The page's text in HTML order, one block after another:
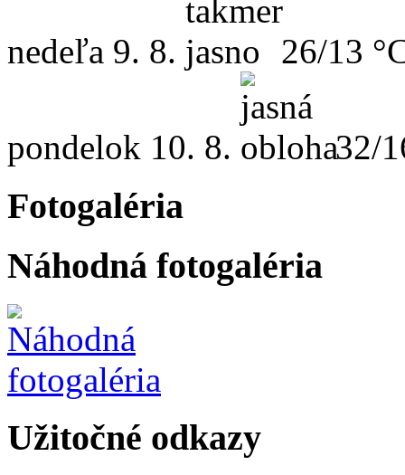
nedeľa 9. 8. 26/13
pondelok 10. 8. 32/
Fotogaléria
Náhodná fotogaléria
Užitočné odkazy